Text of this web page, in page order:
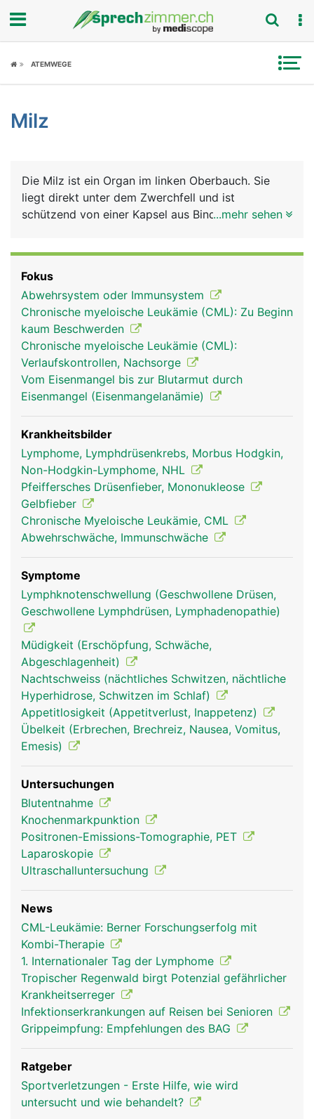
Fokus
Symptome
News
Rubriken
ATEMWEGE
Milz
Die Milz ist ein Organ im linken Oberbauch. Sie
liegt direkt unter dem Zwerchfell und ist
schützend von einer Kapsel aus Bindegewebe
sogenannten B- und T-Lymphozyten, die als
"Killerzellen" Fremdstoffe wie Bakterien und Viren
erkennen und vernichten können. Ausserdem
werden in der Milz überalterte rote Blutkörperchen
(Erythrozyten) und Blutplättchen (Thrombozyten)
aussortiert und abgebaut.
milz frau milz mann
...mehr sehen
Fokus
Abwehrsystem oder Immunsystem
Chronische myeloische Leukämie (CML): Zu Beginn
kaum Beschwerden
Chronische myeloische Leukämie (CML):
Verlaufskontrollen, Nachsorge
Vom Eisenmangel bis zur Blutarmut durch
Eisenmangel (Eisenmangelanämie)
Krankheitsbilder
Lymphome, Lymphdrüsenkrebs, Morbus Hodgkin,
Non-Hodgkin-Lymphome, NHL
Pfeiffersches Drüsenfieber, Mononukleose
Gelbfieber
Chronische Myeloische Leukämie, CML
Abwehrschwäche, Immunschwäche
Symptome
Lymphknotenschwellung (Geschwollene Drüsen,
Geschwollene Lymphdrüsen, Lymphadenopathie)
Müdigkeit (Erschöpfung, Schwäche,
Abgeschlagenheit)
Nachtschweiss (nächtliches Schwitzen, nächtliche
Hyperhidrose, Schwitzen im Schlaf)
Appetitlosigkeit (Appetitverlust, Inappetenz)
Übelkeit (Erbrechen, Brechreiz, Nausea, Vomitus,
Emesis)
Untersuchungen
Blutentnahme
Knochenmarkpunktion
Positronen-Emissions-Tomographie, PET
Laparoskopie
Ultraschalluntersuchung
News
CML-Leukämie: Berner Forschungserfolg mit
Kombi-Therapie
1. Internationaler Tag der Lymphome
Tropischer Regenwald birgt Potenzial gefährlicher
Krankheitserreger
Infektionserkrankungen auf Reisen bei Senioren
Grippeimpfung: Empfehlungen des BAG
Ratgeber
Sportverletzungen - Erste Hilfe, wie wird
untersucht und wie behandelt?